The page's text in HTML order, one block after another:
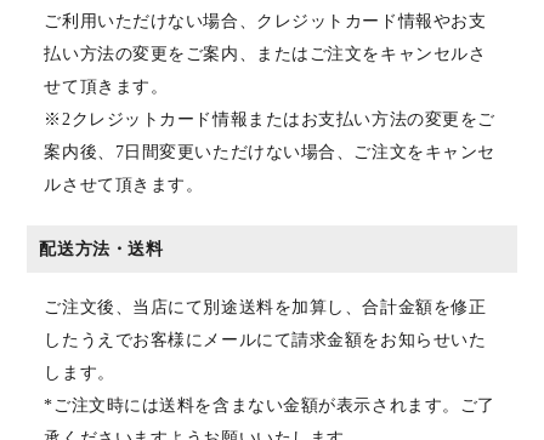
ご利用いただけない場合、クレジットカード情報やお支
払い方法の変更をご案内、またはご注文をキャンセルさ
せて頂きます。
※2クレジットカード情報またはお支払い方法の変更をご
案内後、7日間変更いただけない場合、ご注文をキャンセ
ルさせて頂きます。
配送方法・送料
ご注文後、当店にて別途送料を加算し、合計金額を修正
したうえでお客様にメールにて請求金額をお知らせいた
します。
*ご注文時には送料を含まない金額が表示されます。ご了